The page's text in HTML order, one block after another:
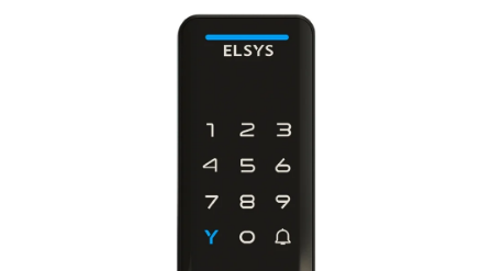
Ativar tradutor em libras